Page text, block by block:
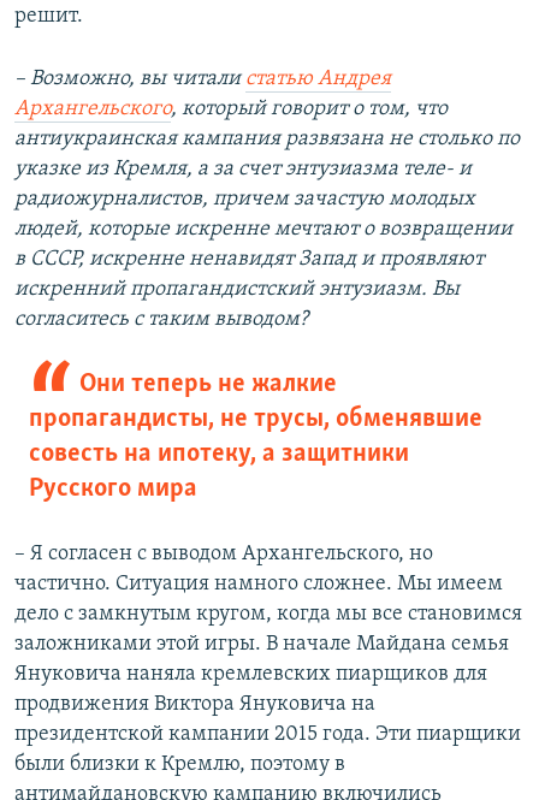
решит.
– Возможно, вы читалистатью Андрея
Архангельского, который говорит о том, что
антиукраинская кампания развязана не столько по
указке из Кремля, а за счет энтузиазма теле- и
радиожурналистов, причем зачастую молодых
людей, которые искренне мечтают о возвращении
в СССР, искренне ненавидят Запад и проявляют
искренний пропагандистский энтузиазм. Вы
согласитесь с таким выводом?
Они теперь не жалкие
пропагандисты, не трусы, обменявшие
совесть на ипотеку, а защитники
Русского мира
– Я согласен с выводом Архангельского, но
частично. Ситуация намного сложнее. Мы имеем
дело с замкнутым кругом, когда мы все становимся
заложниками этой игры. В начале Майдана семья
Януковича наняла кремлевских пиарщиков для
продвижения Виктора Януковича на
президентской кампании 2015 года. Эти пиарщики
были близки к Кремлю, поэтому в
антимайдановскую кампанию включились